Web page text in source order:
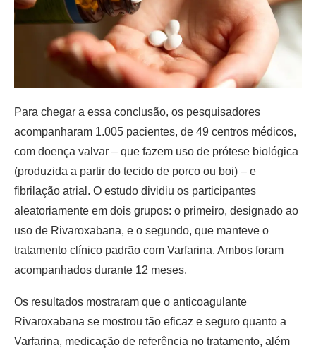
Para chegar a essa conclusão, os pesquisadores
acompanharam 1.005 pacientes, de 49 centros médicos,
com doença valvar – que fazem uso de prótese biológica
(produzida a partir do tecido de porco ou boi) – e
fibrilação atrial. O estudo dividiu os participantes
aleatoriamente em dois grupos: o primeiro, designado ao
uso de Rivaroxabana, e o segundo, que manteve o
tratamento clínico padrão com Varfarina. Ambos foram
acompanhados durante 12 meses.
Os resultados mostraram que o anticoagulante
Rivaroxabana se mostrou tão eficaz e seguro quanto a
Varfarina, medicação de referência no tratamento, além